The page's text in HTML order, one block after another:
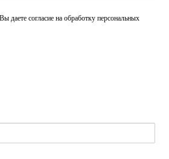
даете согласие на обработку персональных